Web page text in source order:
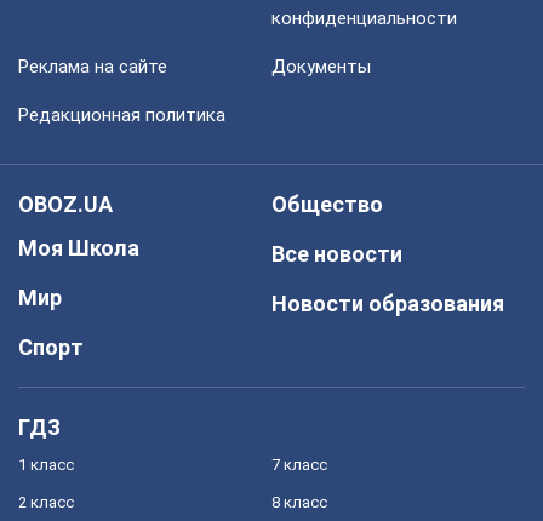
конфиденциальности
Реклама на сайте Документы
Редакционная политика
OBOZ.UA
Моя Школа
Мир
Спорт
Общество
Все новости
Новости образования
ГДЗ
1 класс
2 класс
7 класс
8 класс